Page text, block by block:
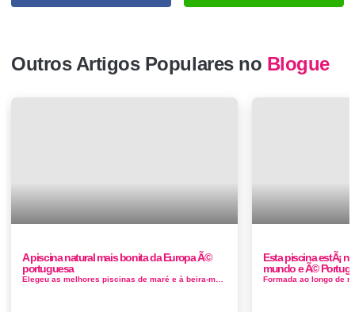
Outros Artigos Populares no Blogue
A piscina natural mais bonita da Europa Ã©
portuguesa
Esta piscina estÃ¡
mundo e Ã©